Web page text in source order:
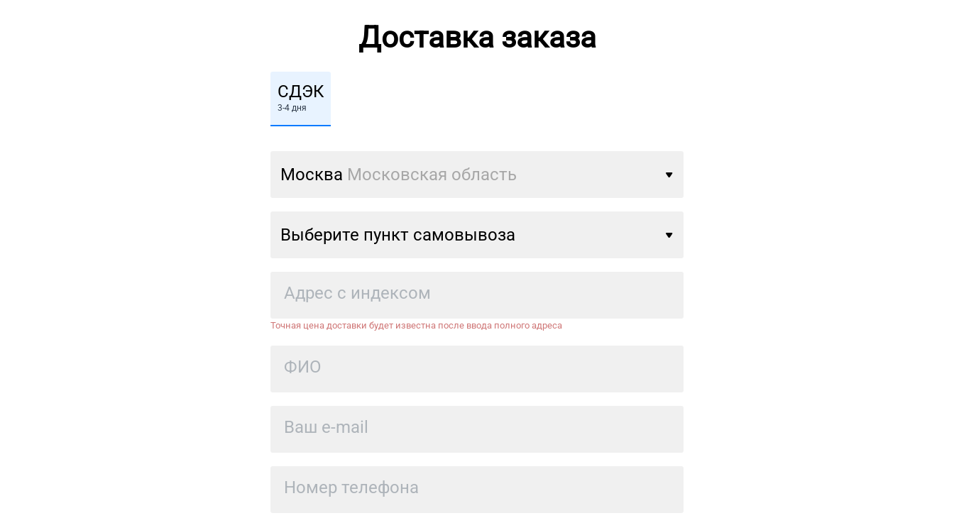
Доставка заказа
СДЭК
3-4 дня
Москва Московская область
Выберите пункт самовывоза
Точная цена доставки будет известна после ввода полного адреса